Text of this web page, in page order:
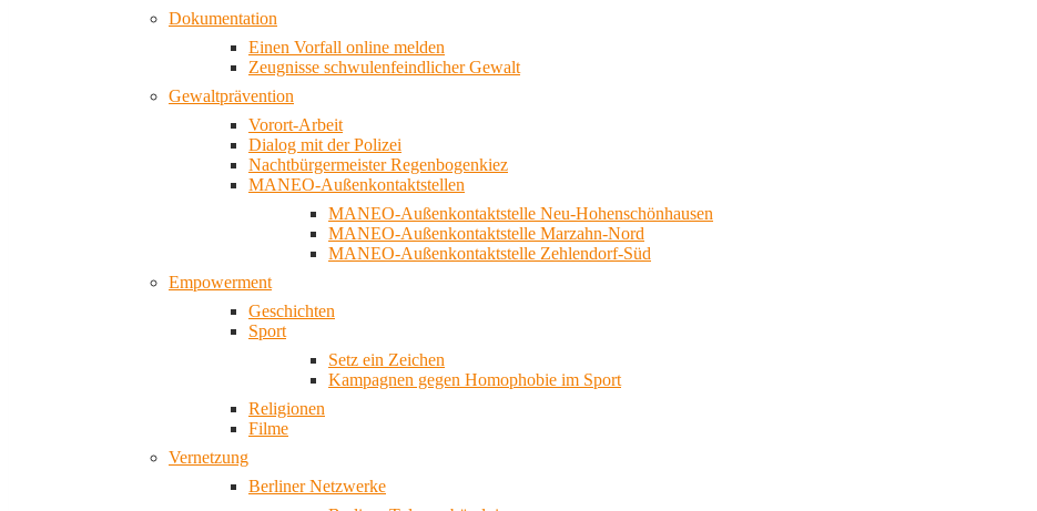
Dokumentation
Einen Vorfall online melden
Zeugnisse schwulenfeindlicher Gewalt
Gewaltprävention
Vorort-Arbeit
Dialog mit der Polizei
Nachtbürgermeister Regenbogenkiez
MANEO-Außenkontaktstellen
MANEO-Außenkontaktstelle Neu-Hohenschönhausen
MANEO-Außenkontaktstelle Marzahn-Nord
MANEO-Außenkontaktstelle Zehlendorf-Süd
Empowerment
Geschichten
Sport
Setz ein Zeichen
Kampagnen gegen Homophobie im Sport
Religionen
Filme
Vernetzung
Berliner Netzwerke